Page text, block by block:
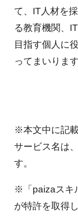
て、IT人材を
る教育機関、
目指す個人に
ってまいります
※本文中に記
サービス名は
す。
※「paizaスキ
が特許を取得